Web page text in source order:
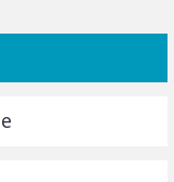
dem bisherigen